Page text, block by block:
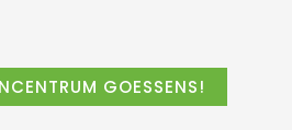
GOESSENS!